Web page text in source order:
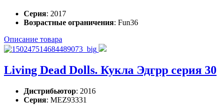
Серия: 2017
Возрастные ограничения: Fun36
Описание товара
Living Dead Dolls. Кукла Эдгрр серия 30
Дистрибьютор: 2016
Серия: MEZ93331